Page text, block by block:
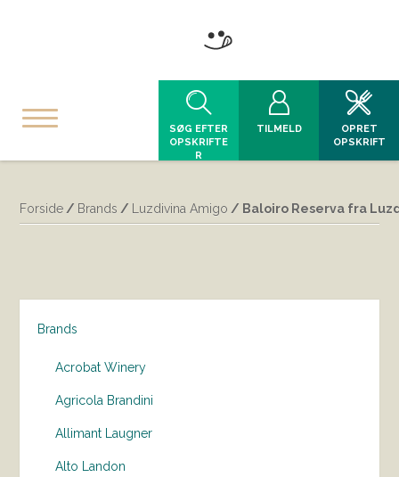
SØG EFTER
OPSKRIFTE
R
TILMELD
OPRET
OPSKRIFT
Forside / Brands / Luzdivina Amigo / Baloiro Reserva fra
Brands
Acrobat Winery
Agricola Brandini
Allimant Laugner
Alto Landon